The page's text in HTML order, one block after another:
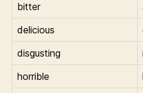
bitter
delicious
disgusting
horrible